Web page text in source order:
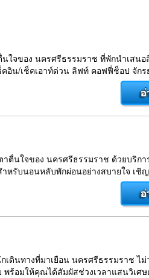
ใจของ นครศรีธรรมราช ที่พักนำเสน
น/เช็คเอาท์ด่วน ลิฟท์ คอฟฟี่ช็อป จักร
ตื่นใจของ นครศรีธรรมราช ด้วยบริก
รับนอนหลับพักผ่อนอย่างสบายใจ เชิ
นทางที่มาเยือน นครศรีธรรมราช ไม่
ร้อมให้คุณได้สัมผัสช่วงเวลาแสนวิเศ